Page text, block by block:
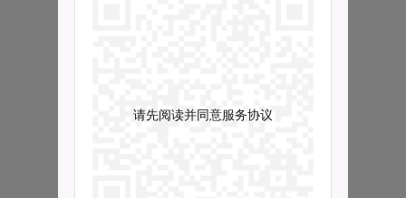
请先阅读并同意服务协议